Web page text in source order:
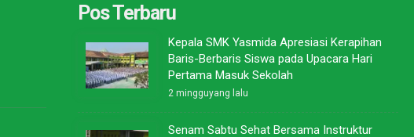
Pos Terbaru
Kepala SMK Yasmida Apresiasi Kerapihan
Baris-Berbaris Siswa pada Upacara Hari
Pertama Masuk Sekolah
2 mingguyang lalu
Senam Sabtu Sehat Bersama Instruktur